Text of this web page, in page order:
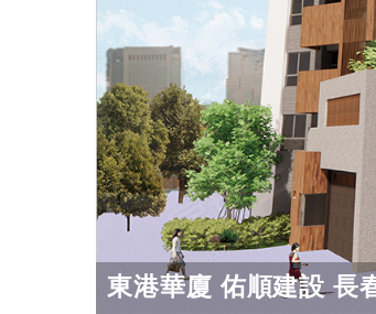
東港華廈 佑順建設 長